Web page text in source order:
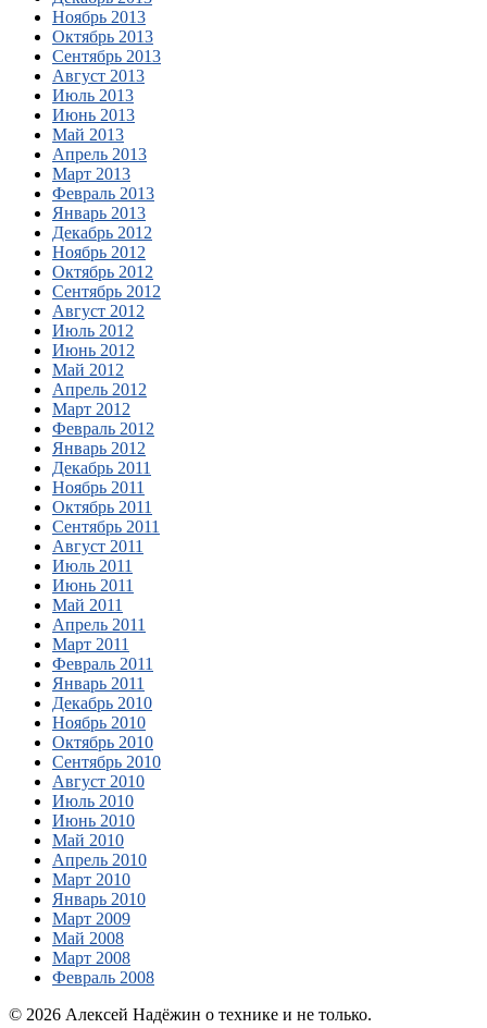
Ноябрь 2013
Октябрь 2013
Сентябрь 2013
Август 2013
Июль 2013
Июнь 2013
Май 2013
Апрель 2013
Март 2013
Февраль 2013
Январь 2013
Декабрь 2012
Ноябрь 2012
Октябрь 2012
Сентябрь 2012
Август 2012
Июль 2012
Июнь 2012
Май 2012
Апрель 2012
Март 2012
Февраль 2012
Январь 2012
Декабрь 2011
Ноябрь 2011
Октябрь 2011
Сентябрь 2011
Август 2011
Июль 2011
Июнь 2011
Май 2011
Апрель 2011
Март 2011
Февраль 2011
Январь 2011
Декабрь 2010
Ноябрь 2010
Октябрь 2010
Сентябрь 2010
Август 2010
Июль 2010
Июнь 2010
Май 2010
Апрель 2010
Март 2010
Январь 2010
Март 2009
Май 2008
Март 2008
Февраль 2008
© 2026 Алексей Надёжин о технике и не только.